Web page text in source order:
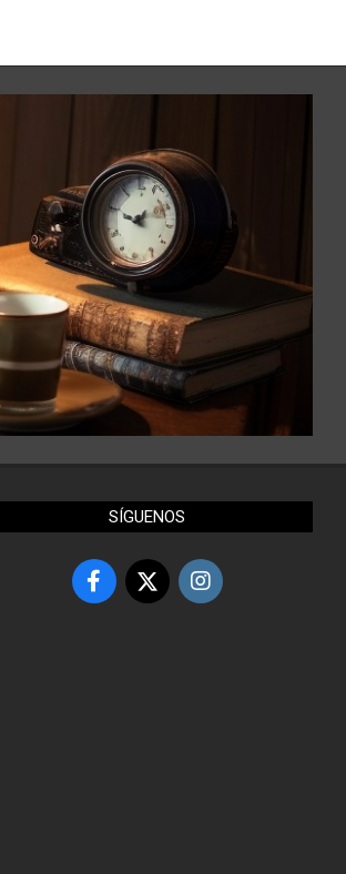
SÍGUENOS